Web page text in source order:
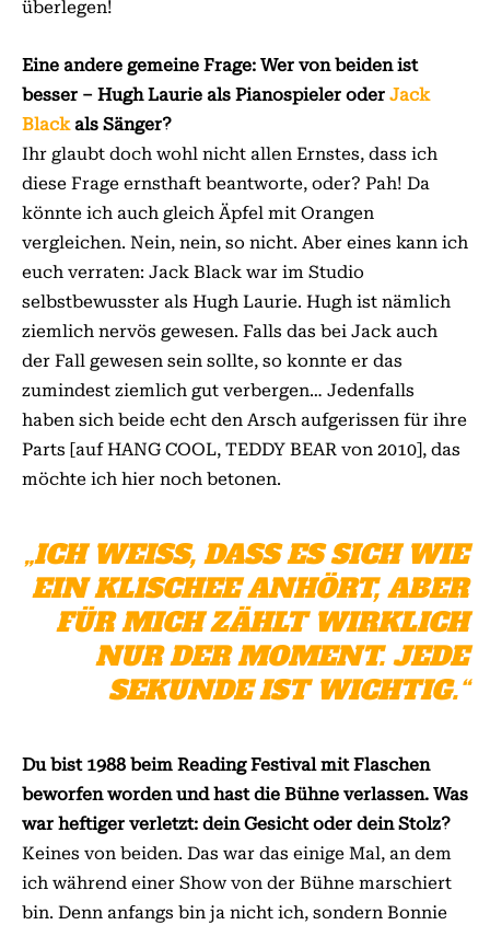
überlegen!
Eine andere gemeine Frage: Wer von beiden ist
besser – Hugh Laurie als Piano­spieler oder Jack
Blackals Sänger?
Ihr glaubt doch wohl nicht allen Ernstes, dass ich
diese Frage ernsthaft beantworte, oder? Pah! Da
könnte ich auch gleich Äpfel mit Orangen
vergleichen. Nein, nein, so nicht. Aber eines kann ich
euch verraten: Jack Black war im Studio
selbstbewusster als Hugh Laurie. Hugh ist nämlich
ziemlich nervös gewesen. Falls das bei Jack auch
der Fall gewesen sein sollte, so konnte er das
zumindest ziemlich gut verbergen… Jedenfalls
haben sich beide echt den Arsch aufgerissen für ihre
Parts [auf HANG COOL, TEDDY BEAR von 2010], das
möchte ich hier noch betonen.
„ICH WEISS, DASS ES SICH WIE E
IN KLISCHEE ANHÖRT, ABER F
ÜR MICH ZÄHLT WIRKLICH N
UR DER MOMENT. JEDE S
EKUNDE IST WICHTIG.“
Du bist 1988 beim Reading Festival mit Flaschen
beworfen worden und hast die Bühne verlassen. Was
war heftiger verletzt: dein Gesicht oder dein Stolz?
Keines von beiden. Das war das einige Mal, an dem
ich während einer Show von der Bühne marschiert
bin. Denn anfangs bin ja nicht ich, sondern Bonnie